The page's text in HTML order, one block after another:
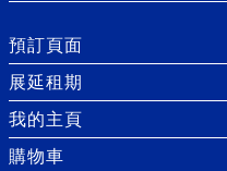
預訂頁面
展延租期
我的主頁
購物車